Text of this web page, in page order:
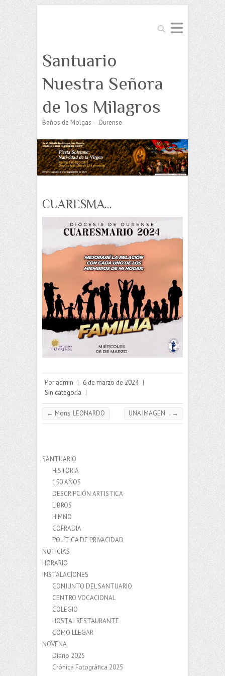
Buscar
Santuario
Nuestra Señora
de los Milagros
Baños de Molgas – Ourense
CUARESMA…
Por admin | 6 de marzo de 2024 |
Sin categoría |
← Mons. LEONARDO UNA IMAGEN… →
SANTUARIO
HISTORIA
150 AÑOS
DESCRIPCIÓN ARTISTICA
LIBROS
HIMNO
COFRADIA
POLÍTICA DE PRIVACIDAD
NOTÍCIAS
HORARIO
INSTALACIONES
CONJUNTO DEL SANTUARIO
CENTRO VOCACIONAL
COLEGIO
HOSTAL RESTAURANTE
COMO LLEGAR
NOVENA
Díario 2025
Crónica Fotográfica 2025